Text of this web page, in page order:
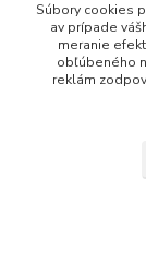
+421
(Mo-Fri, 9-
Súbory cookies
av prípade
meranie
obľúbeného
reklám